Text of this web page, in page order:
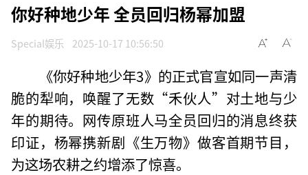
你好种地少年 全员回归杨幂加盟
Special娱乐 2025-10-17 10:56:50
《你好种地少年3》的正式官宣如同一声清
脆的犁响，唤醒了无数“禾伙人”对土地与少
年的期待。网传原班人马全员回归的消息终获
印证，杨幂携新剧《生万物》做客首期节目，
为这场农耕之约增添了惊喜。